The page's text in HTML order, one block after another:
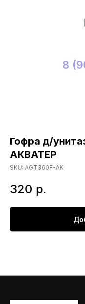
8
Гофра д/
АКВАТЕР
SKU: AGT360F-AK
320 р.